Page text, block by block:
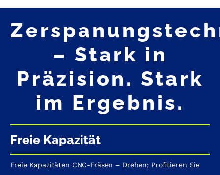
– Stark in
Präzision. Stark
im Ergebnis.
Freie Kapazität
Freie Kapazitäten CNC-Fräsen – Drehen; Profitieren Sie